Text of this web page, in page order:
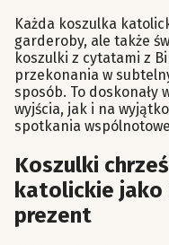
Każda koszulka
garderoby, ale także
koszulki z cytatami z
przekonania w
sposób. To doskonały
wyjścia, jak i na
spotkania
Koszulki
katolickie jako
prezent